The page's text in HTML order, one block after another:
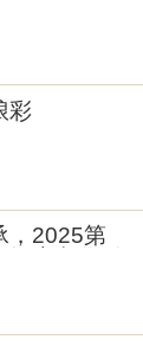
彩
，2025第